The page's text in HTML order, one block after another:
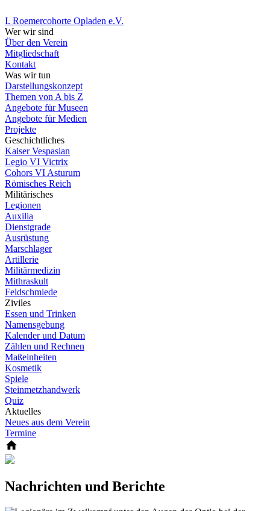
I. Roemercohorte Opladen e.V.
Wer wir sind
Über den Verein
Mitgliedschaft
Kontakt
Was wir tun
Darstellungskonzept
Themen von A bis Z
Angebote für Museen
Angebote für Medien
Projekte
Geschichtliches
Kaiser Vespasian
Legio VI Victrix
Cohors VI Asturum
Römisches Reich
Militärisches
Legionen
Auxilia
Dienstgrade
Ausrüstung
Marschlager
Artillerie
Militärmedizin
Mithraskult
Feldschmiede
Ziviles
Essen und Trinken
Namensgebung
Kalender und Datum
Zählen und Rechnen
Maßeinheiten
Kosmetik
Spiele
Steinmetzhandwerk
Quiz
Aktuelles
Neues aus dem Verein
Termine
Nachrichten und Berichte